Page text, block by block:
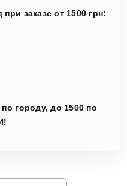
заказе от 1500 грн:
городу, до 1500 по